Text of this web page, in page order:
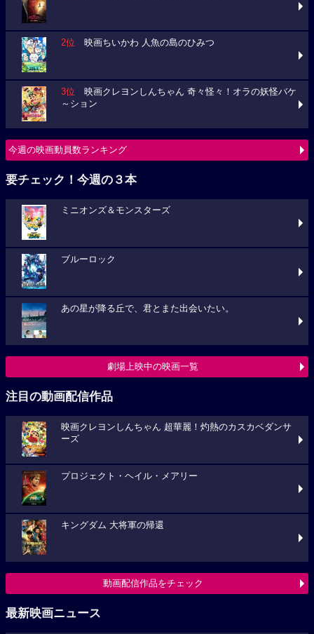
2位 映画ちいかわ 人魚の島のひみつ
3位 映画クレヨンしんちゃん 奇々怪々！オラの妖怪バケ
～ション
今週の映画動員数ランキング
要チェック！今週の３本
ミニオンズ＆モンスターズ
ブルーロック
あの星が降る丘で、君とまた出会いたい。
劇場上映中の映画一覧
注目の動画配信作品
映画クレヨンしんちゃん 超華麗！灼熱のカスカベダンサ
ーズ
プロジェクト・ヘイル・メアリー
キングダム 大将軍の帰還
動画配信作品をチェック
最新映画ニュース